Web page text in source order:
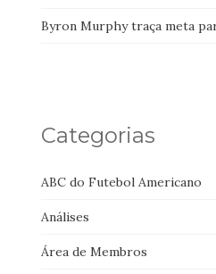
Byron Murphy traça meta
Categorias
ABC do Futebol Americano
Análises
Área de Membros